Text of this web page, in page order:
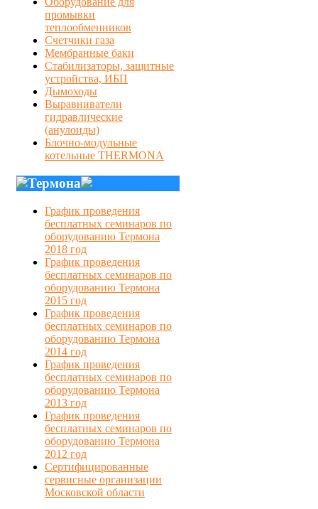
промывки
теплообменников
Счетчики газа
Мембранные баки
Стабилизаторы, защитные
устройства, ИБП
Дымоходы
Выравниватели
гидравлические
(анулоиды)
Блочно-модульные
котельные THERMONA
Термона
График проведения
бесплатных семинаров по
оборудованию Термона
2018 год
График проведения
бесплатных семинаров по
оборудованию Термона
2015 год
График проведения
бесплатных семинаров по
оборудованию Термона
2014 год
График проведения
бесплатных семинаров по
оборудованию Термона
2013 год
График проведения
бесплатных семинаров по
оборудованию Термона
2012 год
Сертифицированные
сервисные организации
Московской области